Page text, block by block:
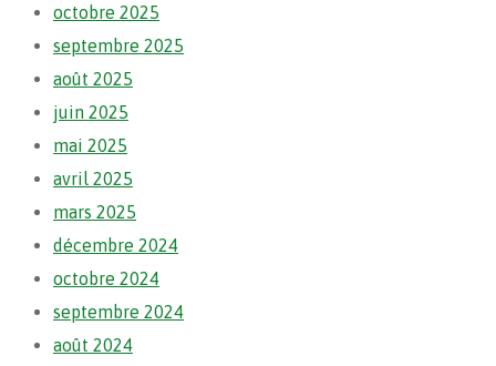
octobre 2025
septembre 2025
août 2025
juin 2025
mai 2025
avril 2025
mars 2025
décembre 2024
octobre 2024
septembre 2024
août 2024